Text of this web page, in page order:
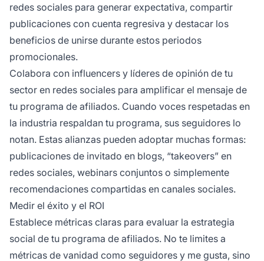
redes sociales para generar expectativa, compartir
publicaciones con cuenta regresiva y destacar los
beneficios de unirse durante estos periodos
promocionales.
Colabora con influencers y líderes de opinión de tu
sector en redes sociales para amplificar el mensaje de
tu programa de afiliados. Cuando voces respetadas en
la industria respaldan tu programa, sus seguidores lo
notan. Estas alianzas pueden adoptar muchas formas:
publicaciones de invitado en blogs, “takeovers” en
redes sociales, webinars conjuntos o simplemente
recomendaciones compartidas en canales sociales.
Medir el éxito y el ROI
Establece métricas claras para evaluar la estrategia
social de tu programa de afiliados. No te limites a
métricas de vanidad como seguidores y me gusta, sino